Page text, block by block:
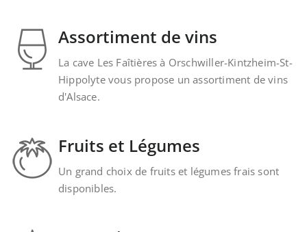
Assortiment de vins
La cave Les Faîtières à Orschwiller-Kintzheim-St-
Hippolyte vous propose un assortiment de vins
d'Alsace.
Fruits et Légumes
Un grand choix de fruits et légumes frais sont
disponibles.